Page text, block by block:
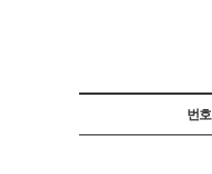
번호